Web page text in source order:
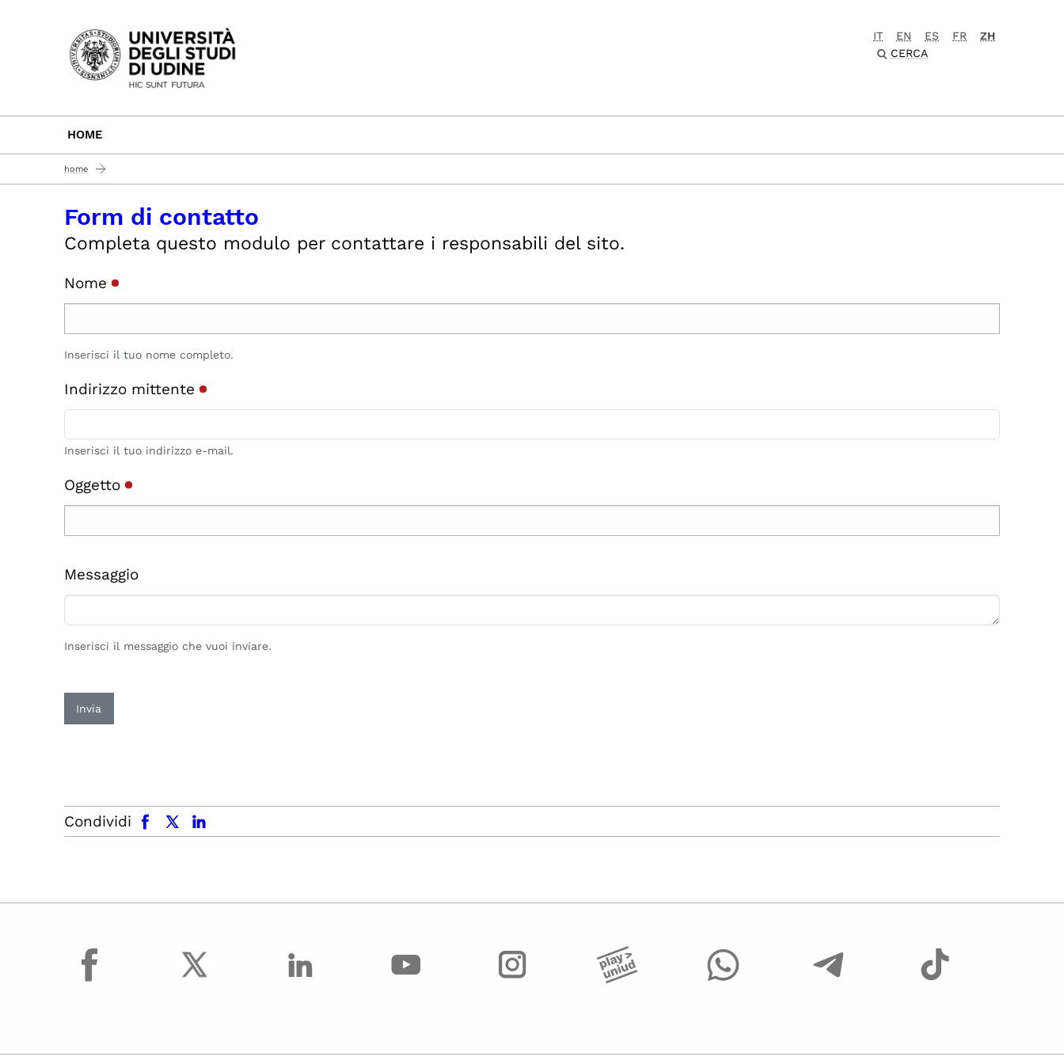
Passa al contenuto principale
IT EN ES FR
ZH
CERCA
HOME
home
Form di contatto
Completa questo modulo per contattare i responsabili del sito.
Nome
Inserisci il tuo nome completo.
Indirizzo mittente
Inserisci il tuo indirizzo e-mail.
Oggetto
Messaggio
Inserisci il messaggio che vuoi inviare.
Invia
Condividi
facebook x.com linkedin
facebook